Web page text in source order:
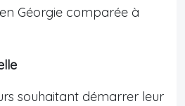
Géorgie comparée à
souhaitant démarrer leur